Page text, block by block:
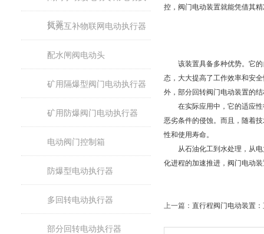
行器
风光互补物联网电动执行器
配水闸阀电动头
矿用隔爆型阀门电动执行器
矿用防爆阀门电动执行器
电动阀门控制箱
防爆型电动执行器
多回转电动执行器
部分回转电动执行器
控，阀门电动装置就能凭借其
该装置具备多种优势。它的
态，大大提高了工作效率和安
外，部分回转阀门电动装置的
在实际应用中，它的适应性
恶劣条件的侵蚀。而且，随着
性和使用寿命。
从石油化工到水处理，从电
化进程的加速推进，阀门电动
上一篇： 直行程阀门电动装置